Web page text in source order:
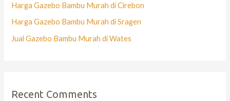
Harga Gazebo Bambu Murah di Cirebon
Harga Gazebo Bambu Murah di Sragen
Jual Gazebo Bambu Murah di Wates
Recent Comments